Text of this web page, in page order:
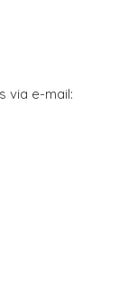
via e-mail: